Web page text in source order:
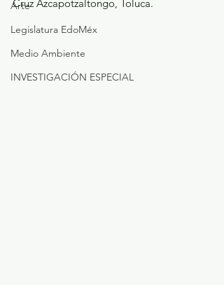
Arte
Legislatura EdoMéx
Medio Ambiente
INVESTIGACIÓN ESPECIAL
Cruz Azcapotzaltongo, Toluca.